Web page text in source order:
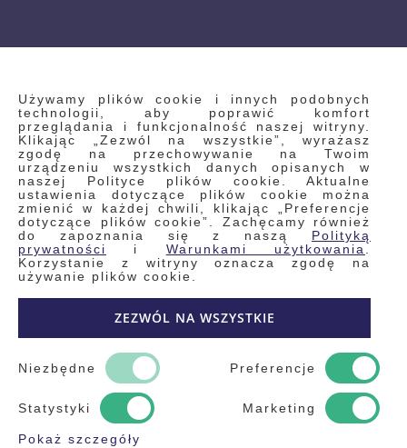
Używamy plików cookie i innych podobnych
technologii, aby poprawić komfort
przeglądania i funkcjonalność naszej witryny.
Klikając „Zezwól na wszystkie”, wyrażasz
zgodę na przechowywanie na Twoim
urządzeniu wszystkich danych opisanych w
naszej Polityce plików cookie. Aktualne
ustawienia dotyczące plików cookie można
zmienić w każdej chwili, klikając „Preferencje
dotyczące plików cookie”. Zachęcamy również
do zapoznania się z naszą Polityką
prywatności
i Warunkami użytkowania
Korzystanie z witryny oznacza zgodę na
używanie plików cookie.
ZEZWÓL NA WSZYSTKIE
Niezbędne Preferencje
Statystyki Marketing
Pokaż szczegóły
INFORMACJE
Regulamin
Polityka prywatności i pliki cookie
Wyszukiwane frazy
Wyszukiwanie zaawansowane
Zamówienia
Skontaktuj się z nami
Odstąp od umowy
Kontakt